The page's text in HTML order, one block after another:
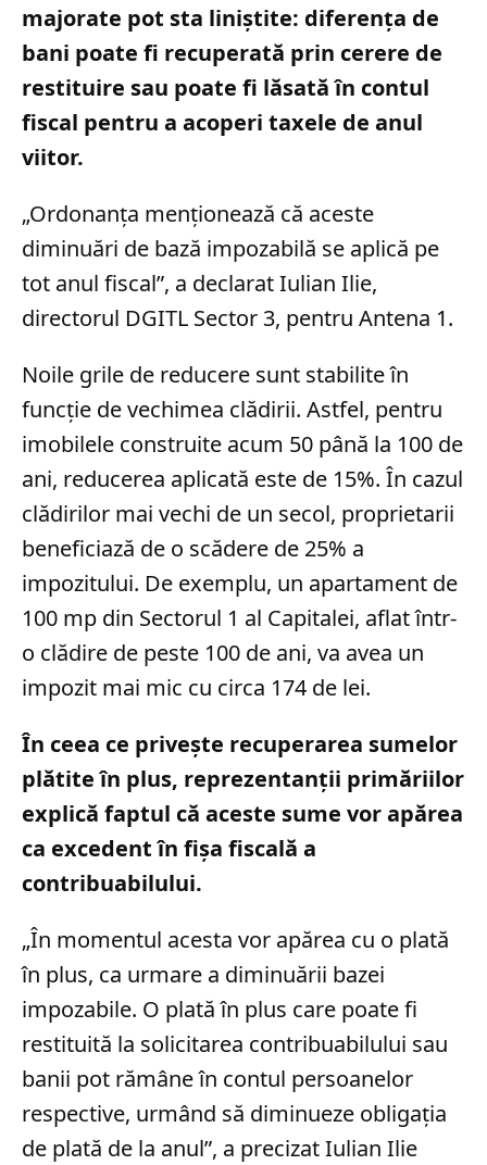
majorate pot sta liniștite: diferența de
bani poate fi recuperată prin cerere de
restituire sau poate fi lăsată în contul
fiscal pentru a acoperi taxele de anul
viitor.
„Ordonanţa menţionează că aceste
diminuări de bază impozabilă se aplică pe
tot anul fiscal”, a declarat Iulian Ilie,
directorul DGITL Sector 3, pentru Antena 1.
Noile grile de reducere sunt stabilite în
funcție de vechimea clădirii. Astfel, pentru
imobilele construite acum 50 până la 100 de
ani, reducerea aplicată este de 15%. În cazul
clădirilor mai vechi de un secol, proprietarii
beneficiază de o scădere de 25% a
impozitului. De exemplu, un apartament de
100 mp din Sectorul 1 al Capitalei, aflat într-
o clădire de peste 100 de ani, va avea un
impozit mai mic cu circa 174 de lei.
În ceea ce privește recuperarea sumelor
plătite în plus, reprezentanții primăriilor
explică faptul că aceste sume vor apărea
ca excedent în fișa fiscală a
contribuabilului.
„În momentul acesta vor apărea cu o plată
în plus, ca urmare a diminuării bazei
impozabile. O plată în plus care poate fi
restituită la solicitarea contribuabilului sau
banii pot rămâne în contul persoanelor
respective, urmând să diminueze obligaţia
de plată de la anul”, a precizat Iulian Ilie